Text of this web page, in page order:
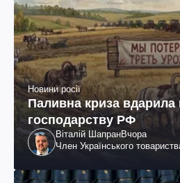
Новини росії
Паливна криза вдарила
господарству РФ
Віталій ШапранВчора
Член Українського